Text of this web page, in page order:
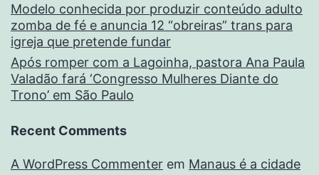
Modelo conhecida por produzir conteúdo adulto
zomba de fé e anuncia 12 “obreiras” trans para
igreja que pretende fundar
Após romper com a Lagoinha, pastora Ana Paula
Valadão fará ‘Congresso Mulheres Diante do
Trono’ em São Paulo
Recent Comments
A WordPress Commenter em Manaus é a cidade